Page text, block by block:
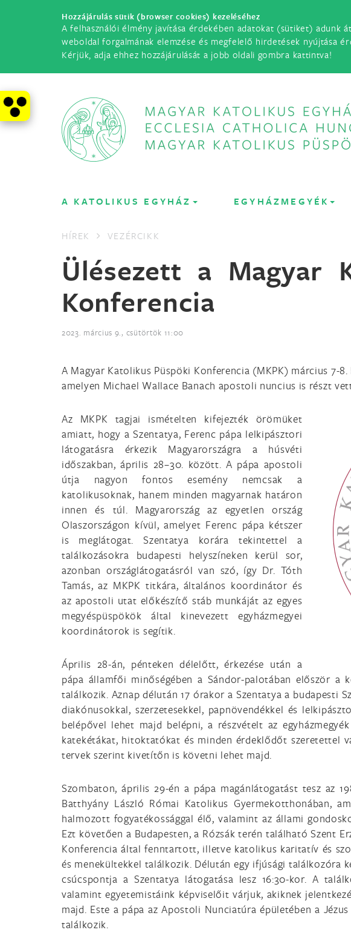
Hozzájárulás sütik (browser cookies) kezeléséhez
A felhasználói élmény javítása érdekében adatokat (sütiket) adunk
weboldal forgalmának elemzése és megfelelő hirdetések nyújtása
Kérjük, adja ehhez hozzájárulását a jobb oldali gombra kattintva!
A KATOLIKUS EGYHÁZ EGYHÁZMEGYÉK
HÍREK VEZÉRCIKK
Ülésezett a Magyar
Konferencia
2023. március 9., csütörtök 11:00
A Magyar Katolikus Püspöki Konferencia (MKPK) március 7-
amelyen Michael Wallace Banach apostoli nuncius is részt
Az MKPK tagjai ismételten kifejezték örömüket
amiatt, hogy a Szentatya, Ferenc pápa lelkipásztori
látogatásra érkezik Magyarországra a húsvéti
időszakban, április 28–30. között. A pápa apostoli
útja nagyon fontos esemény nemcsak a
katolikusoknak, hanem minden magyarnak határon
innen és túl. Magyarország az egyetlen ország
Olaszországon kívül, amelyet Ferenc pápa kétszer
is meglátogat. Szentatya korára tekintettel a
találkozásokra budapesti helyszíneken kerül sor,
azonban országlátogatásról van szó, így Dr. Tóth
Tamás, az MKPK titkára, általános koordinátor és
az apostoli utat előkészítő stáb munkáját az egyes
megyéspüspökök által kinevezett egyházmegyei
koordinátorok is segítik.
Április 28-án, pénteken délelőtt, érkezése után a
pápa államfői minőségében a Sándor-palotában először a
találkozik. Aznap délután 17 órakor a Szentatya a budapesti
diakónusokkal, szerzetesekkel, papnövendékkel és
belépővel lehet majd belépni, a részvételt az
katekétákat, hitoktatókat és minden érdeklődőt szeretettel
tervek szerint kivetítőn is követni lehet majd.
Szombaton, április 29-én a pápa magánlátogatást tesz az
Batthyány László Római Katolikus Gyermekotthonában,
halmozott fogyatékossággal élő, valamint az állami
Ezt követően a Budapesten, a Rózsák terén található Szent
Konferencia által fenntartott, illetve katolikus karitatív és
és menekültekkel találkozik. Délután egy ifjúsági találkozóra
csúcspontja a Szentatya látogatása lesz 16:30-kor. A
valamint egyetemistáink képviselőit várjuk, akiknek
majd. Este a pápa az Apostoli Nunciatúra épületében a
találkozik.